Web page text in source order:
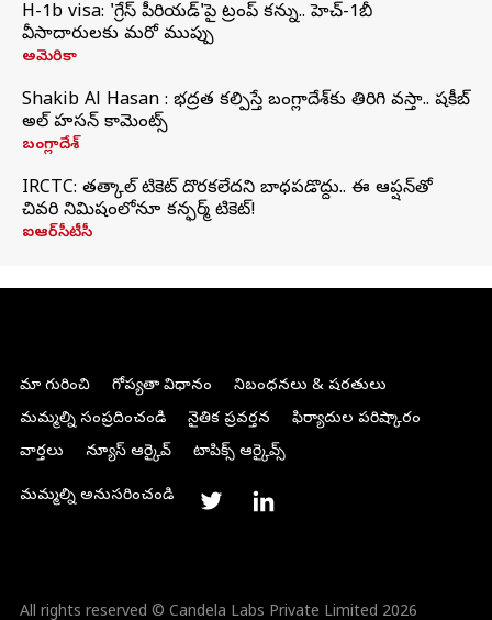
H-1b visa: 'గ్రేస్‌ పీరియడ్‌'పై ట్రంప్‌ కన్ను.. హెచ్‌-1బీ
వీసాదారులకు మరో ముప్పు
అమెరికా
Shakib Al Hasan : భద్రత కల్పిస్తే బంగ్లాదేశ్‌కు తిరిగి వస్తా.. షకీబ్
అల్ హసన్ కామెంట్స్
బంగ్లాదేశ్
IRCTC: తత్కాల్ టికెట్ దొరకలేదని బాధపడొద్దు.. ఈ ఆప్షన్‌తో
చివరి నిమిషంలోనూ కన్ఫర్మ్ టికెట్!
ఐఆర్‌సీటీసీ
మా గురించి గోప్యతా విధానం
నిబంధనలు & షరతులు
మమ్మల్ని సంప్రదించండి
నైతిక ప్రవర్తన
ఫిర్యాదుల పరిష్కారం
వార్తలు
న్యూస్ ఆర్కైవ్ టాపిక్స్ ఆర్కైవ్స్
మమ్మల్ని అనుసరించండి
All rights reserved © Candela Labs Private Limited 2026